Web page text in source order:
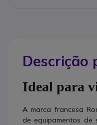
Descrição
Ideal para
A marca francesa
de equipamentos